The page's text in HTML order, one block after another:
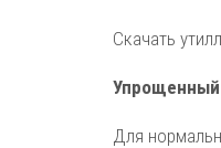
Скачать
Упрощенный
Для